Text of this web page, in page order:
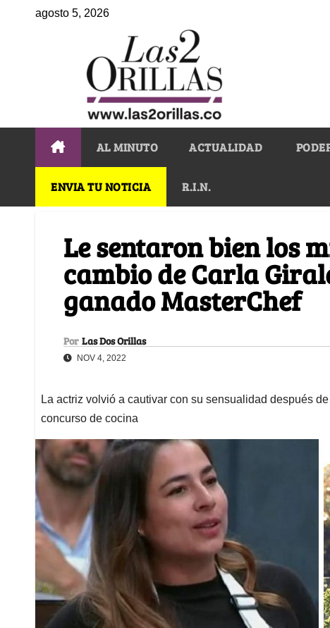
agosto 5, 2026
AL MINUTO ACTUALIDAD
ENVIA TU NOTICIA R.I.N.
Le sentaron bien los
cambio de Carla
ganado MasterChef
Por Las Dos Orillas
NOV 4, 2022
La actriz volvió a cautivar con su sensualidad después
concurso de cocina